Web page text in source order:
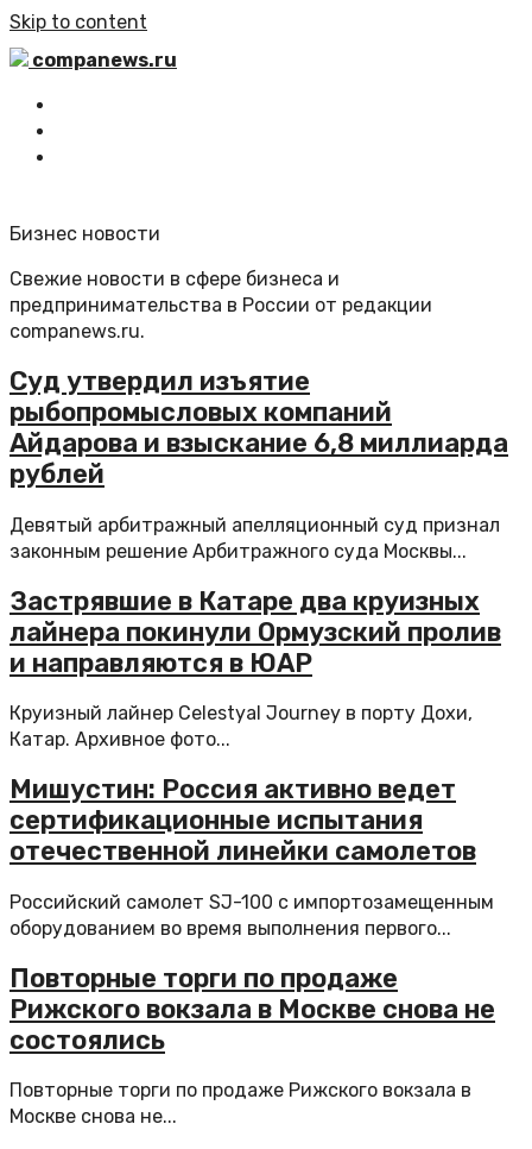
Skip to content
companews.ru
Бизнес новости
Свежие новости в сфере бизнеса и
предпринимательства в России от редакции
companews.ru.
Суд утвердил изъятие
рыбопромысловых компаний
Айдарова и взыскание 6,8 миллиарда
рублей
Девятый арбитражный апелляционный суд признал
законным решение Арбитражного суда Москвы...
Застрявшие в Катаре два круизных
лайнера покинули Ормузский пролив
и направляются в ЮАР
Круизный лайнер Celestyal Journey в порту Дохи,
Катар. Архивное фото...
Мишустин: Россия активно ведет
сертификационные испытания
отечественной линейки самолетов
Российский самолет SJ-100 с импортозамещенным
оборудованием во время выполнения первого...
Повторные торги по продаже
Рижского вокзала в Москве снова не
состоялись
Повторные торги по продаже Рижского вокзала в
Москве снова не...